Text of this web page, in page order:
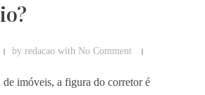
by redacao with No Comment
de imóveis, a figura do corretor é